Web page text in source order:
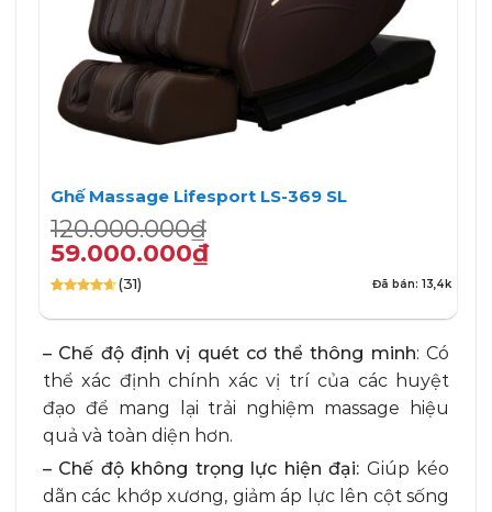
Ghế Massage Lifesport LS-369 SL
120.000.000₫
Giá
gốc
là:
120.000.000₫.
59.000.000₫
Giá
hiện
tại
là:
59.000.000₫.
5 dựa trên
(31) Đã bán: 13,4k
– Chế độ định vị quét cơ thể thông minh: Có
thể xác định chính xác vị trí của các huyệt
đạo để mang lại trải nghiệm massage hiệu
quả và toàn diện hơn.
– Chế độ không trọng lực hiện đại: Giúp kéo
dãn các khớp xương, giảm áp lực lên cột sống